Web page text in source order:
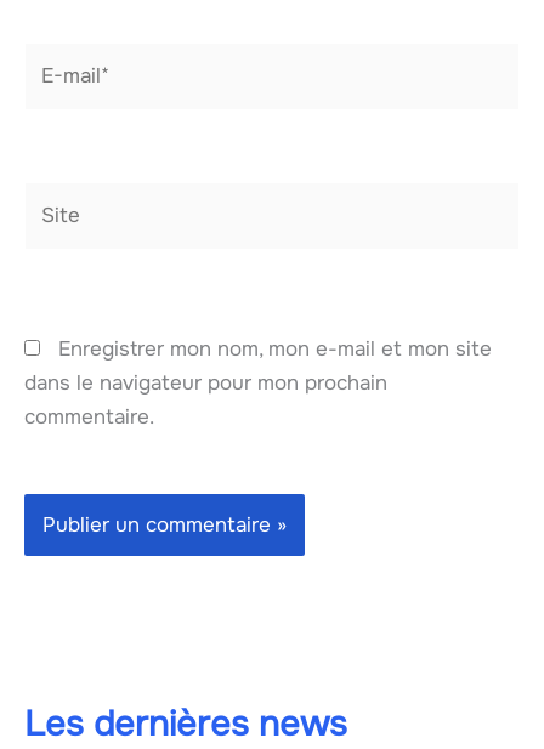
Enregistrer mon nom, mon e-mail et mon site
dans le navigateur pour mon prochain
commentaire.
Les dernières news